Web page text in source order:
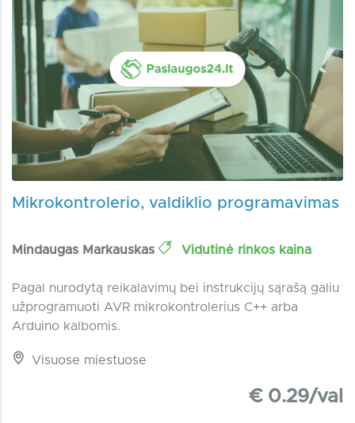
Mikrokontrolerio, valdiklio programavimas
Mindaugas Markauskas Vidutinė rinkos kaina
Pagal nurodytą reikalavimų bei instrukcijų sąrašą galiu
užprogramuoti AVR mikrokontrolerius C++ arba
Arduino kalbomis.
Visuose miestuose
€ 0.29/val